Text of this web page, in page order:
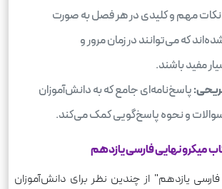
نکات مهم و کلیدی در هر فصل به صورت
که می‌توانند در زمان مرور و
مفید باشند.
پاسخ‌نامه‌ای جامع که به دانش‌آموزان
و نحوه پاسخ‌گویی کمک می‌کند.
میکرو نهایی فارسی یازدهم
یازدهم" از چندین نظر برای دانش‌آموزان